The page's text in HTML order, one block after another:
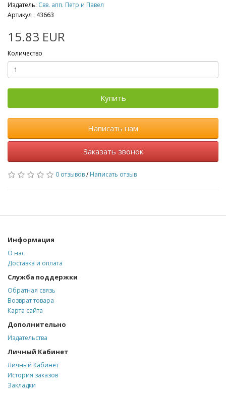
Издатель: Свв. апп. Петр и Павел
Артикул : 43663
15.83 EUR
Количество
Купить
Написать нам
Заказать звонок
0 отзывов/Написать отзыв
Информация
О нас
Доставка и оплата
Служба поддержки
Обратная связь
Возврат товара
Карта сайта
Дополнительно
Издательства
Личный Кабинет
Личный Кабинет
История заказов
Закладки